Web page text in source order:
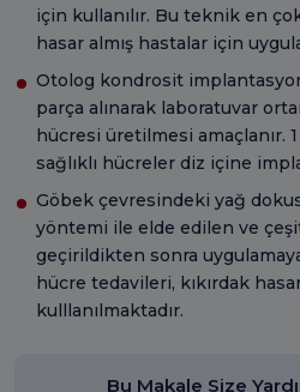
için kullanılır. Bu teknik en
hasar almış hastalar için
Otolog kondrosit
parça alınarak laboratuvar
hücresi üretilmesi amaçlanır.
sağlıklı hücreler diz içine
Göbek çevresindeki yağ
yöntemi ile elde edilen ve
geçirildikten sonra
hücre tedavileri, kıkırdak
kulllanılmaktadır.
Bu Makale Size